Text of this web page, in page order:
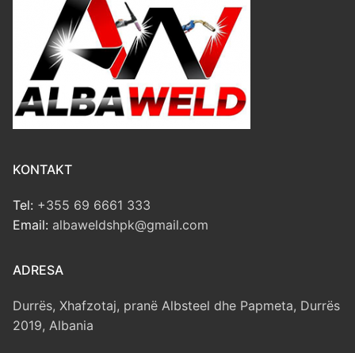
KONTAKT
Tel: +355 69 6661 333
Email: albaweldshpk@gmail.com
ADRESA
Durrës, Xhafzotaj, pranë Albsteel dhe Papmeta, Durrës
2019, Albania